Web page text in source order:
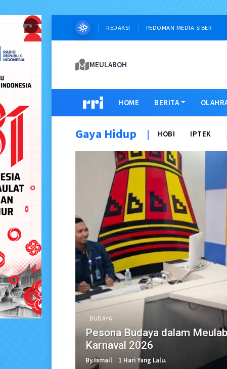
× REDAKSI PEDOMAN MEDIA SIBER
MEULABOH
HOME BERITA
Gaya Hidup | HOBI IPTEK
BUDAYA
Pesona Budaya dalam
Karnaval 2026
By Ismail 1 Hari Yang Lalu.